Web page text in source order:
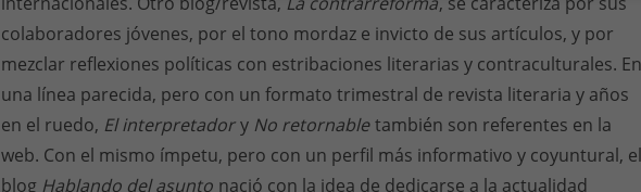
colaboradores jóvenes, por el tono mordaz e invicto de sus artículos, y por
mezclar reflexiones políticas con estribaciones literarias y contraculturales. En
una línea parecida, pero con un formato trimestral de revista literaria y años
en el ruedo, El interpretadory No retornabletambién son referentes en la
web. Con el mismo ímpetu, pero con un perfil más informativo y coyuntural, el
blog Hablando del asunto nació con la idea de dedicarse a la actualidad